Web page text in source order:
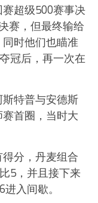
超级500赛事决
赛，但最终输给
时他们也瞄准
冠后，再一次在
特普与安德斯
首圈，当时大
分，丹麦组合
5，并且接下来
入间歇。